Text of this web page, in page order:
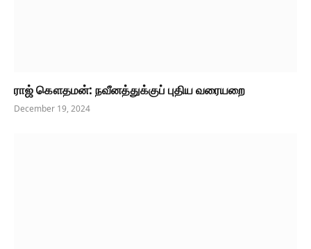
ராஜ் கௌதமன்: நவீனத்துக்குப் புதிய வரையறை
December 19, 2024